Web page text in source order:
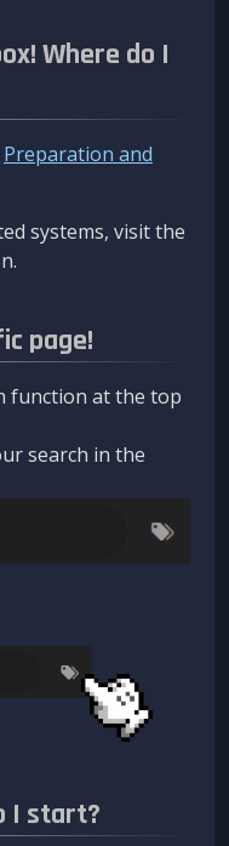
Where do I
Preparation and
systems, visit the
page!
function at the top
search in the
I start?